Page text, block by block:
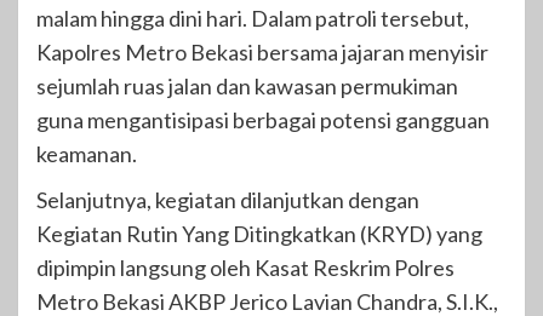
malam hingga dini hari. Dalam patroli tersebut,
Kapolres Metro Bekasi bersama jajaran menyisir
sejumlah ruas jalan dan kawasan permukiman
guna mengantisipasi berbagai potensi gangguan
keamanan.
Selanjutnya, kegiatan dilanjutkan dengan
Kegiatan Rutin Yang Ditingkatkan (KRYD) yang
dipimpin langsung oleh Kasat Reskrim Polres
Metro Bekasi AKBP Jerico Lavian Chandra, S.I.K.,